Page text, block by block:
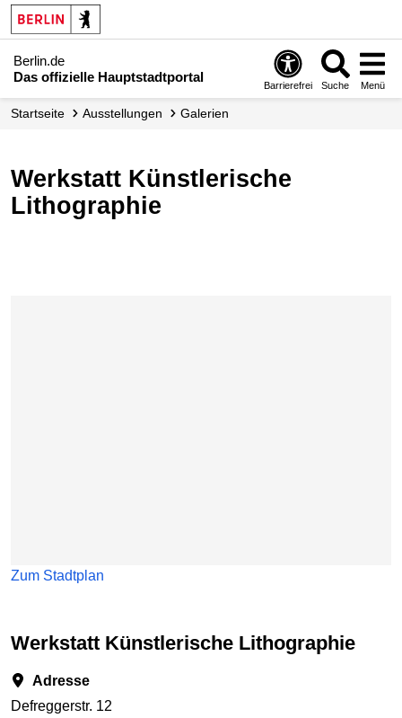
Berlin.de
Das offizielle Hauptstadtportal
Barrierefrei Suche Menü
Startseite Ausstellungen Galerien
Werkstatt Künstlerische
Lithographie
Zum Stadtplan
Werkstatt Künstlerische Lithographie
Adresse
Defreggerstr. 12